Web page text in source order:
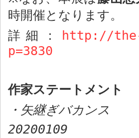
時開催となります。
詳細：
http://
p=3830
作家ステートメント
・矢継ぎバカンス
20200109